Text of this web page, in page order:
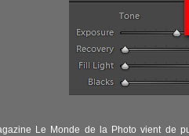
Le Monde de la Photo vient de